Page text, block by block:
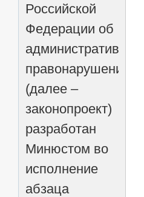
Российской
Федерации об
административных
правонарушениях)
(далее –
законопроект)
разработан
Минюстом во
исполнение
абзаца